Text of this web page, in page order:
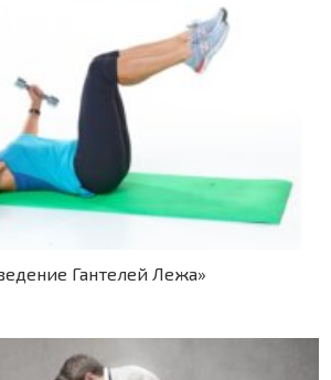
Гантелей Лежа»